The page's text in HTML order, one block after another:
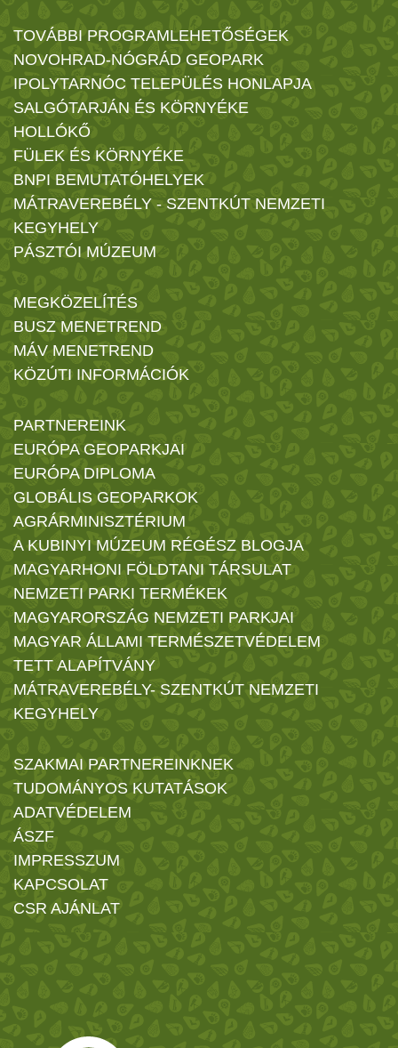
TOVÁBBI PROGRAMLEHETŐSÉGEK
NOVOHRAD-NÓGRÁD GEOPARK
IPOLYTARNÓC TELEPÜLÉS HONLAPJA
SALGÓTARJÁN ÉS KÖRNYÉKE
HOLLÓKŐ
FÜLEK ÉS KÖRNYÉKE
BNPI BEMUTATÓHELYEK
MÁTRAVEREBÉLY - SZENTKÚT NEMZETI
KEGYHELY
PÁSZTÓI MÚZEUM
MEGKÖZELÍTÉS
BUSZ MENETREND
MÁV MENETREND
KÖZÚTI INFORMÁCIÓK
PARTNEREINK
EURÓPA GEOPARKJAI
EURÓPA DIPLOMA
GLOBÁLIS GEOPARKOK
AGRÁRMINISZTÉRIUM
A KUBINYI MÚZEUM RÉGÉSZ BLOGJA
MAGYARHONI FÖLDTANI TÁRSULAT
NEMZETI PARKI TERMÉKEK
MAGYARORSZÁG NEMZETI PARKJAI
MAGYAR ÁLLAMI TERMÉSZETVÉDELEM
TETT ALAPÍTVÁNY
MÁTRAVEREBÉLY- SZENTKÚT NEMZETI
KEGYHELY
SZAKMAI PARTNEREINKNEK
TUDOMÁNYOS KUTATÁSOK
ADATVÉDELEM
ÁSZF
IMPRESSZUM
KAPCSOLAT
CSR AJÁNLAT